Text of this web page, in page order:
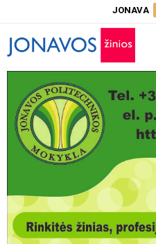
JONAVA